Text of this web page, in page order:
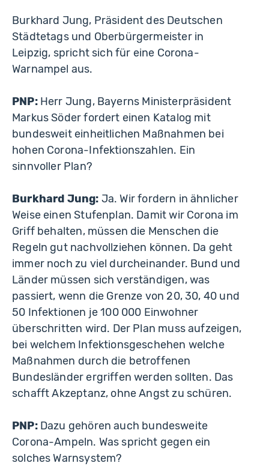
Burkhard Jung, Präsident des Deutschen
Städtetags und Oberbürgermeister in
Leipzig, spricht sich für eine Corona-
Warnampel aus.
PNP: Herr Jung, Bayerns Ministerpräsident
Markus Söder fordert einen Katalog mit
bundesweit einheitlichen Maßnahmen bei
hohen Corona-Infektionszahlen. Ein
sinnvoller Plan?
Burkhard Jung: Ja. Wir fordern in ähnlicher
Weise einen Stufenplan. Damit wir Corona im
Griff behalten, müssen die Menschen die
Regeln gut nachvollziehen können. Da geht
immer noch zu viel durcheinander. Bund und
Länder müssen sich verständigen, was
passiert, wenn die Grenze von 20, 30, 40 und
50 Infektionen je 100 000 Einwohner
überschritten wird. Der Plan muss aufzeigen,
bei welchem Infektionsgeschehen welche
Maßnahmen durch die betroffenen
Bundesländer ergriffen werden sollten. Das
schafft Akzeptanz, ohne Angst zu schüren.
PNP: Dazu gehören auch bundesweite
Corona-Ampeln. Was spricht gegen ein
solches Warnsystem?